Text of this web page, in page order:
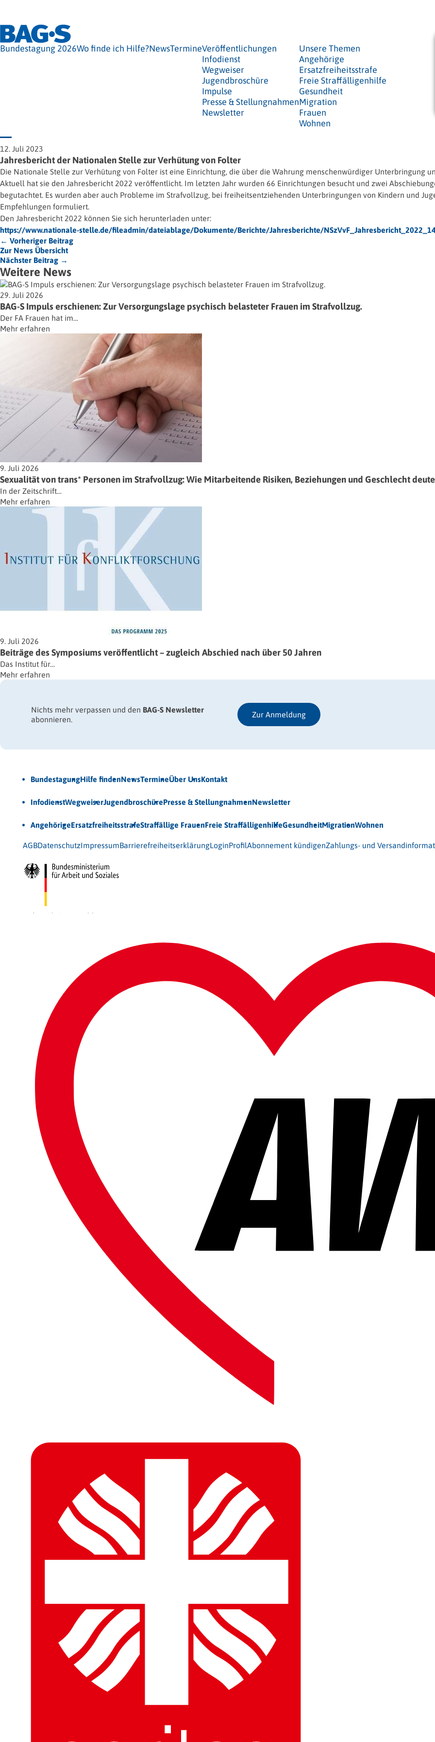
Bundestagung 2026Wo finde ich Hilfe?NewsTermineVeröffentlichungen
Infodienst
Wegweiser
Jugendbroschüre
Impulse
Presse & Stellungnahmen
Newsletter
Unsere Themen
Angehörige
Ersatzfreiheitsstrafe
Freie Straffälligenhilfe
Gesundheit
Migration
Frauen
Wohnen
12. Juli 2023
Jahresbericht der Nationalen Stelle zur Verhütung von Folter
Die Nationale Stelle zur Verhütung von Folter ist eine Einrichtung, die über die Wahrung menschenwürdiger Unterbringung
Aktuell hat sie den Jahresbericht 2022 veröffentlicht. Im letzten Jahr wurden 66 Einrichtungen besucht und zwei
begutachtet. Es wurden aber auch Probleme im Strafvollzug, bei freiheitsentziehenden Unterbringungen von Kindern und
Empfehlungen formuliert.
Den Jahresbericht 2022 können Sie sich herunterladen unter:
https://www.nationale-stelle.de/fileadmin/dateiablage/Dokumente/Berichte/Jahresberichte/
← Vorheriger Beitrag
Zur News Übersicht
Nächster Beitrag →
Weitere News
29. Juli 2026
BAG-S Impuls erschienen: Zur Versorgungslage psychisch belasteter Frauen im Strafvollzug.
Der FA Frauen hat im…
Mehr erfahren
9. Juli 2026
Sexualität von trans* Personen im Strafvollzug: Wie Mitarbeitende Risiken, Beziehungen und Geschlecht
In der Zeitschrift…
Mehr erfahren
9. Juli 2026
Beiträge des Symposiums veröffentlicht – zugleich Abschied nach über 50 Jahren
Das Institut für…
Mehr erfahren
Nichts mehr verpassen und den BAG-S Newsletter
abonnieren.
Zur Anmeldung
BundestagungHilfe findenNewsTermineÜber UnsKontakt
InfodienstWegweiserJugendbroschürePresse & StellungnahmenNewsletter
AngehörigeErsatzfreiheitsstrafeStraffällige FrauenFreie StraffälligenhilfeGesundheitMigrationWohnen
AGBDatenschutzImpressumBarrierefreiheitserklärungLoginProfilAbonnement kündigenZahlungs- und